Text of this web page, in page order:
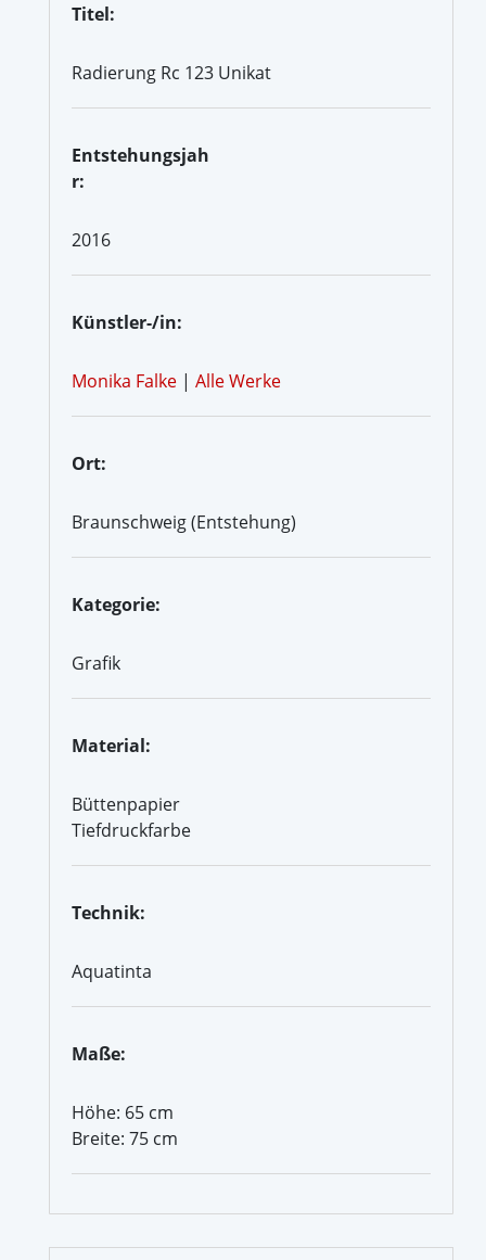
Titel:
Radierung Rc 123 Unikat
Entstehungsjah
r:
2016
Künstler-/in:
Monika Falke | Alle Werke
Ort:
Braunschweig (Entstehung)
Kategorie:
Grafik
Material:
Büttenpapier
Tiefdruckfarbe
Technik:
Aquatinta
Maße:
Höhe: 65 cm
Breite: 75 cm